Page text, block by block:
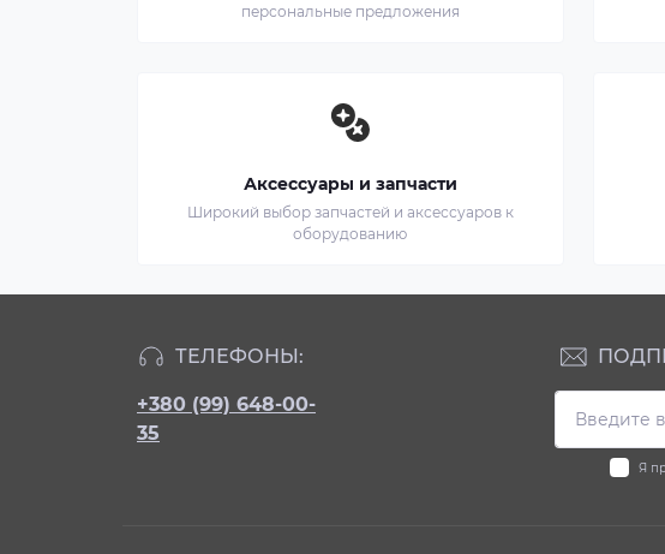
персональные предложения
Аксессуары и запчасти
Широкий выбор запчастей и аксессуаров к
оборудованию
ТЕЛЕФОНЫ:
+380 (99) 648-00-
35
Я